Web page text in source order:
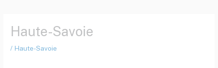
Haute-Savoie
/ Haute-Savoie